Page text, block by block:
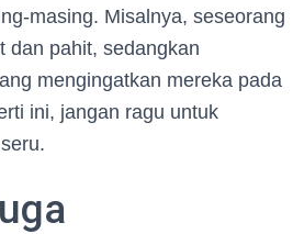
masing. Misalnya, seseorang
dan pahit, sedangkan
mengingatkan mereka pada
ini, jangan ragu untuk